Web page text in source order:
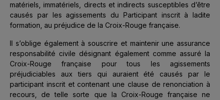
matériels, immatériels, directs et indirects susceptibles d’être
causés par les agissements du Participant inscrit à ladite
formation, au préjudice de la Croix-Rouge française.
Il s’oblige également à souscrire et maintenir une assurance
responsabilité civile désignant également comme assuré la
Croix-Rouge française pour tous les agissements
préjudiciables aux tiers qui auraient été causés par le
participant inscrit et contenant une clause de renonciation à
recours, de telle sorte que la Croix-Rouge française ne